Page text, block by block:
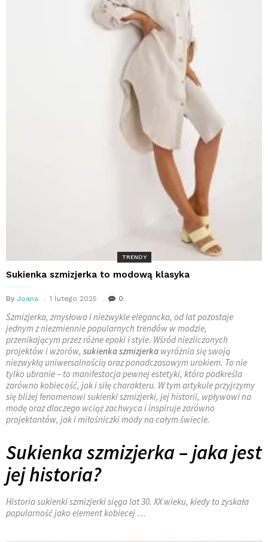
TRENDY
Sukienka szmizjerka to modową klasyka
By Joana 1 lutego 2025 0
Szmizjerka, zmysłowa i niezwykle elegancka, od lat pozostaje
jednym z niezmiennie popularnych trendów w modzie,
przenikającym przez różne epoki i style. Wśród niezliczonych
projektów i wzorów, sukienka szmizjerka wyróżnia się swoją
niezwykłą uniwersalnością oraz ponadczasowym urokiem. To nie
tylko ubranie – to manifestacja pewnej estetyki, która podkreśla
zarówno kobiecość, jak i siłę charakteru. W tym artykule przyjrzymy
się bliżej fenomenowi sukienki szmizjerki, jej historii, wpływowi na
modę oraz dlaczego wciąż zachwyca i inspiruje zarówno
projektantów, jak i miłośniczki mody na całym świecie.
Sukienka szmizjerka – jaka jest
jej historia?
Historia sukienki szmizjerki sięga lat 30. XX wieku, kiedy to zyskała
popularność jako element kobiecej …